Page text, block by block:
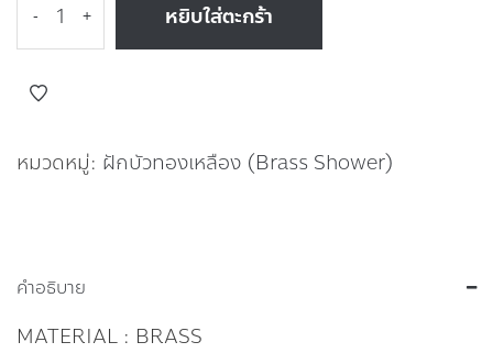
- + หยิบใส่ตะกร้า
หมวดหมู่: ฝักบัวทองเหลือง (Brass Shower)
คำอธิบาย
MATERIAL : BRASS